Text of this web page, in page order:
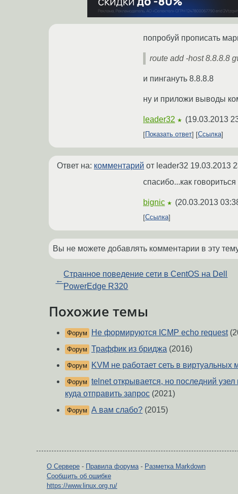
попробуй прописать
route add -host 8.8.8.8
и пингануть 8.8.8.8
ну и приложи выводы
leader32 ★ (19.03.2013
Показать ответ Ссылка
Ответ на: комментарий от leader32 19.03.2013
спасибо...как
bignic ★ (20.03.2013
Ссылка
Вы не можете добавлять комментарии в эту
←
Странное поведение сети в CentOS на Dell
PowerEdge R320
Похожие темы
Форум Не формируются ICMP echo request
Форум Траффик из бриджа (2016)
Форум KVM не работает сеть в виртуальных
Форум telnet открывается, но последний
куда отправить запрос (2021)
Форум А вам слабо? (2015)
О Сервере - Правила форума- Разметка Markdown
Сообщить об ошибке
https://www.linux.org.ru/